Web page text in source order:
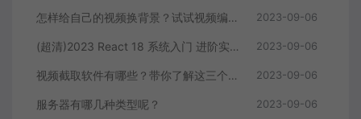
怎样给自己的视频换背景？试试视频编辑软件 2023-09-06
(超清)2023 React 18 系统入门 进阶实战《欢乐购》 2023-09-06
视频截取软件有哪些？带你了解这三个视频编辑软件 2023-09-06
服务器有哪几种类型呢？ 2023-09-06